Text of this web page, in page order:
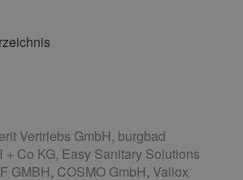
Vertriebs GmbH, burgbad
Co KG, Easy Sanitary Solutions
GMBH, COSMO GmbH, Vallox